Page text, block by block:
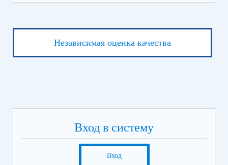
Независимая оценка качества
Вход в систему
Вход